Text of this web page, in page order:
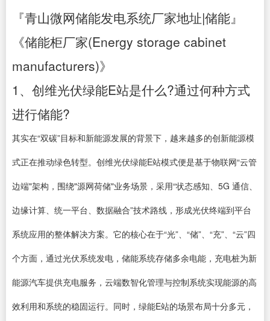
『青山微网储能发电系统厂家地址|储能』
《储能柜厂家(Energy storage cabinet
manufacturers)》
1、创维光伏绿能E站是什么?通过何种方式
进行储能?
其实在“双碳”目标和新能源发展的背景下，越来越多的创新能源模
式正在推动绿色转型。创维光伏绿能E站模式便是基于物联网“云管
边端"架构，围绕"源网荷储"业务场景，采用“状态感知、5G 通信、
边缘计算、统一平台、数据融合”技术路线，形成光伏终端到平台
系统应用的整体解决方案。它的核心在于“光”、“储”、“充”、“云”四
个方面，通过光伏系统发电，储能系统存储多余电能，充电桩为新
能源汽车提供充电服务，云端数智化管理与控制系统实现能源的高
效利用和系统的稳固运行。同时，绿能E站的场景布局十分多元，